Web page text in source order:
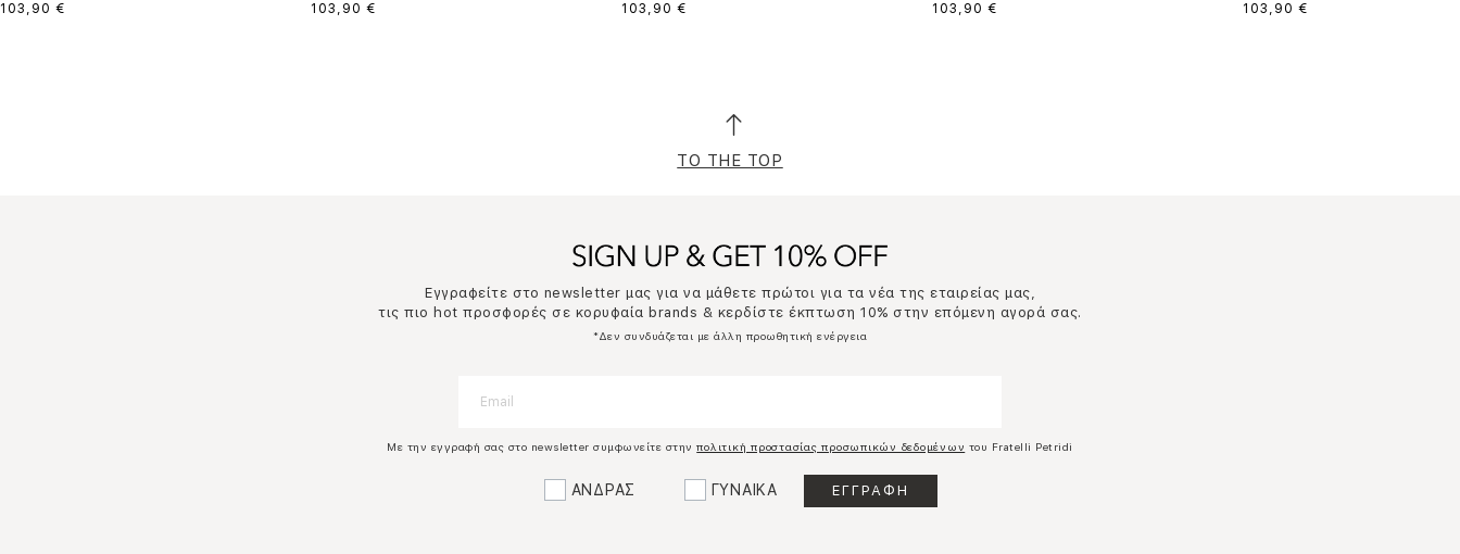
103,90 €
103,90 €
103,90 €
103,90 €
103,90 €
TO THE TOP
Εγγραφείτε στο newsletter μας για να μάθετε πρώτοι για τα νέα της εταιρείας μας,
τις πιο hot προσφορές σε κορυφαία brands & κερδίστε έκπτωση 10% στην επόμενη αγορά σας.
*Δεν συνδυάζεται με άλλη προωθητική ενέργεια
Με την εγγραφή σας στο newsletter συμφωνείτε στηνπολιτική προστασίας προσωπικών δεδομένων του Fratelli Petridi
ΑΝΔΡΑΣ ΓΥΝΑΙΚΑ